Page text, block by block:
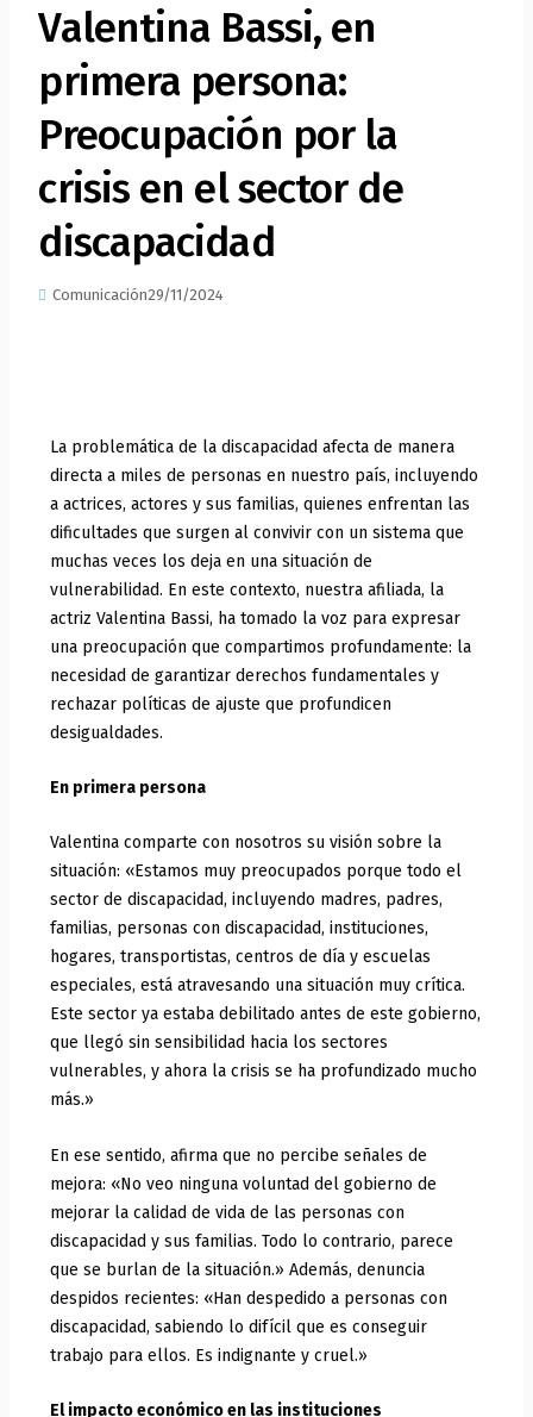
Valentina Bassi, en
primera persona:
Preocupación por la
crisis en el sector de
discapacidad
Comunicación29/11/2024
La problemática de la discapacidad afecta de manera
directa a miles de personas en nuestro país, incluyendo
a actrices, actores y sus familias, quienes enfrentan las
dificultades que surgen al convivir con un sistema que
muchas veces los deja en una situación de
vulnerabilidad. En este contexto, nuestra afiliada, la
actriz Valentina Bassi, ha tomado la voz para expresar
una preocupación que compartimos profundamente: la
necesidad de garantizar derechos fundamentales y
rechazar políticas de ajuste que profundicen
desigualdades.
En primera persona
Valentina comparte con nosotros su visión sobre la
situación: «Estamos muy preocupados porque todo el
sector de discapacidad, incluyendo madres, padres,
familias, personas con discapacidad, instituciones,
hogares, transportistas, centros de día y escuelas
especiales, está atravesando una situación muy crítica.
Este sector ya estaba debilitado antes de este gobierno,
que llegó sin sensibilidad hacia los sectores
vulnerables, y ahora la crisis se ha profundizado mucho
más.»
En ese sentido, afirma que no percibe señales de
mejora: «No veo ninguna voluntad del gobierno de
mejorar la calidad de vida de las personas con
discapacidad y sus familias. Todo lo contrario, parece
que se burlan de la situación.» Además, denuncia
despidos recientes: «Han despedido a personas con
discapacidad, sabiendo lo difícil que es conseguir
trabajo para ellos. Es indignante y cruel.»
El impacto económico en las instituciones